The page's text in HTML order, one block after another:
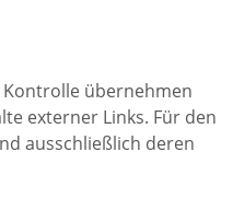
über­neh­men
ex­ter­ner Links. Für den
aus­schließ­lich deren